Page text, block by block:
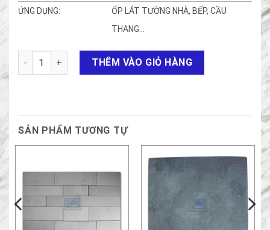
ỨNG DỤNG:
ỐP LÁT TƯỜNG NHÀ, BẾP, CẦU
THANG…
Đá mẻ NA số lượngTHÊM VÀO GIỎ HÀNG
SẢN PHẨM TƯƠNG TỰ